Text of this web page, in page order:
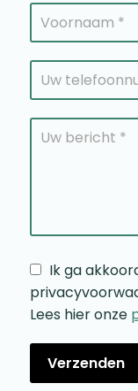
Ik ga
Lees hier onze